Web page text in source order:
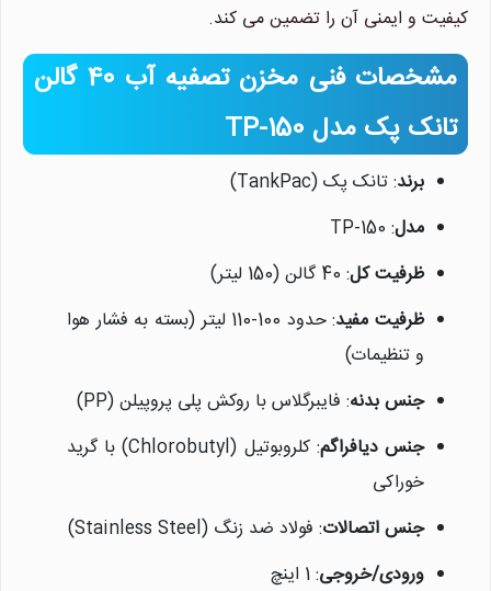
کیفیت و ایمنی آن را تضمین می کند.
مشخصات فنی مخزن تصفیه آب 40 گالن
تانک پک مدل TP-150
برند: تانک پک (TankPac)
مدل: TP-150
ظرفیت کل: 40 گالن (150 لیتر)
ظرفیت مفید
: حدود 100-110 لیتر (بسته به فشار هوا
و تنظیمات)
جنس بدنه: فایبرگلاس با روکش پلی پروپیلن (PP)
جنس دیافراگم
: کلروبوتیل (Chlorobutyl) با گرید
خوراکی
جنس اتصالات: فولاد ضد زنگ (Stainless Steel)
ورودی/خروجی: 1 اینچ